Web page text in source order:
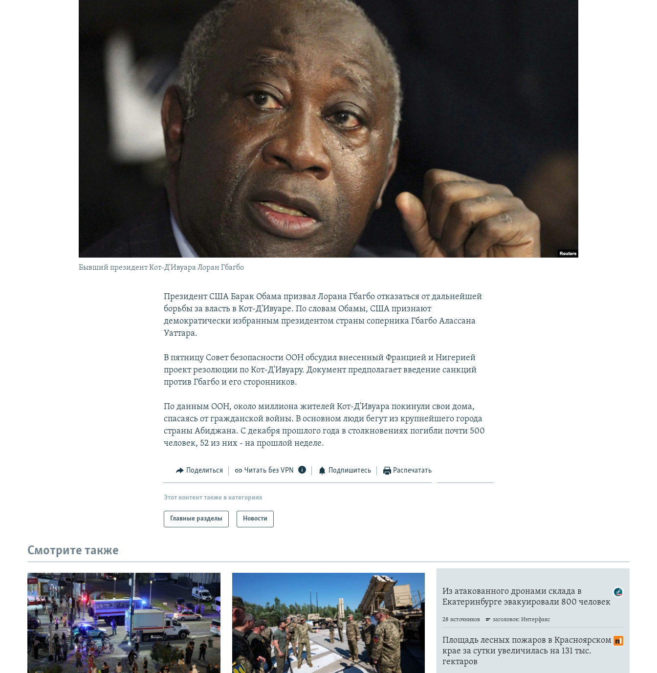
Бывший президент Кот-Д'Ивуара Лоран Гбагбо
Президент США Барак Обама призвал Лорана Гбагбо отказаться от дальнейшей
борьбы за власть в Кот-Д'Ивуаре. По словам Обамы, США признают
демократически избранным президентом страны соперника Гбагбо Алассана
Уаттара.
В пятницу Совет безопасности ООН обсудил внесенный Францией и Нигерией
проект резолюции по Кот-Д'Ивуару. Документ предполагает введение санкций
против Гбагбо и его сторонников.
По данным ООН, около миллиона жителей Кот-Д'Ивуара покинули свои дома,
спасаясь от гражданской войны. В основном люди бегут из крупнейшего города
страны Абиджана. С декабря прошлого года в столкновениях погибли почти 500
человек, 52 из них - на прошлой неделе.
Поделиться Читать без VPN Подпишитесь Распечатать
Этот контент также в категориях
Главные разделы Новости
Смотрите также